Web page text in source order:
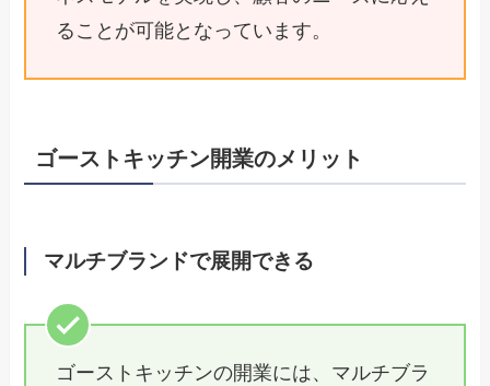
ることが可能となっています。
ゴーストキッチン開業のメリット
マルチブランドで展開できる
ゴーストキッチンの開業には、マルチブラ